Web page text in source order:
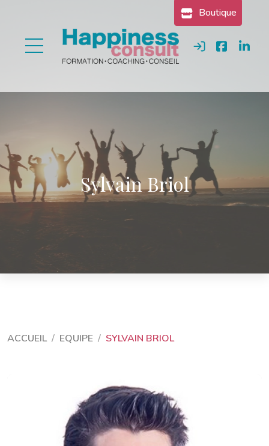
Boutique
Se connecter
Sylvain Briol
ACCUEIL EQUIPE SYLVAIN BRIOL